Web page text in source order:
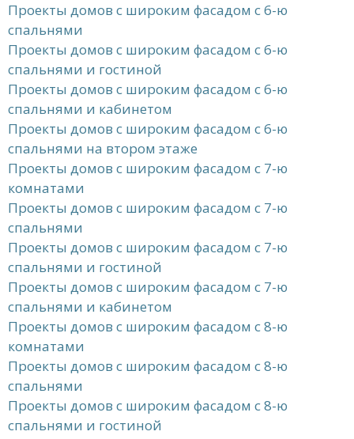
Проекты домов с широким фасадом с 6-ю
спальнями
Проекты домов с широким фасадом с 6-ю
спальнями и гостиной
Проекты домов с широким фасадом с 6-ю
спальнями и кабинетом
Проекты домов с широким фасадом с 6-ю
спальнями на втором этаже
Проекты домов с широким фасадом с 7-ю
комнатами
Проекты домов с широким фасадом с 7-ю
спальнями
Проекты домов с широким фасадом с 7-ю
спальнями и гостиной
Проекты домов с широким фасадом с 7-ю
спальнями и кабинетом
Проекты домов с широким фасадом с 8-ю
комнатами
Проекты домов с широким фасадом с 8-ю
спальнями
Проекты домов с широким фасадом с 8-ю
спальнями и гостиной